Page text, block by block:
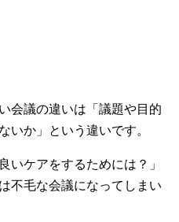
会議の違いは「議題や目的
いか」という違いです。
いケアをするためには？」
不毛な会議になってしまい